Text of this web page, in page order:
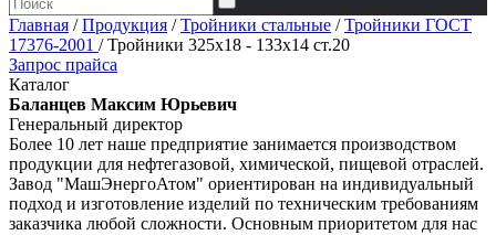
Главная /Продукция /Тройники стальные /Тройники ГОСТ
17376-2001 /Тройники 325х18 - 133х14 ст.20
Запрос прайса
Каталог
Баланцев Максим Юрьевич
Генеральный директор
Более 10 лет наше предприятие занимается производством
продукции для нефтегазовой, химической, пищевой отраслей.
Завод "МашЭнергоАтом" ориентирован на индивидуальный
подход и изготовление изделий по техническим требованиям
заказчика любой сложности. Основным приоритетом для нас